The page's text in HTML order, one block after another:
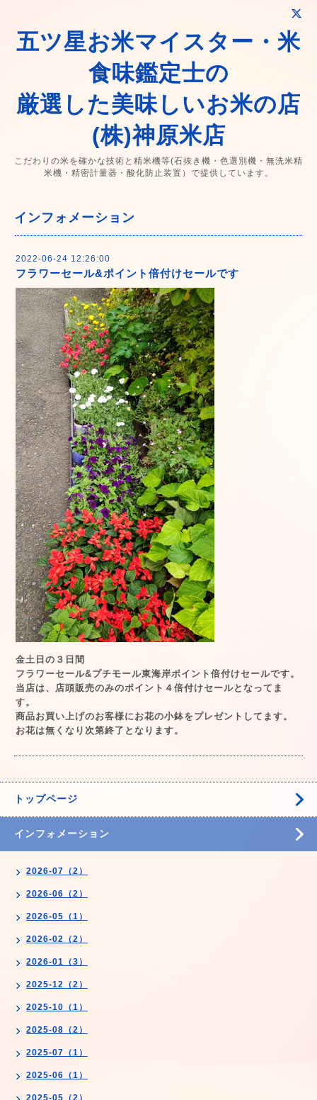
五ツ星お米マイスター・米
食味鑑定士の
厳選した美味しいお米の店
(株)神原米店
こだわりの米を確かな技術と精米機等(石抜き機・色選別機・無洗米精
米機・精密計量器・酸化防止装置）で提供しています。
インフォメーション
2022-06-24 12:26:00
フラワーセール&ポイント倍付けセールです
金土日の３日間
フラワーセール&プチモール東海岸ポイント倍付けセールです。
当店は、店頭販売のみのポイント４倍付けセールとなってま
す。
商品お買い上げのお客様にお花の小鉢をプレゼントしてます。
お花は無くなり次第終了となります。
トップページ
インフォメーション
2026-07（2）
2026-06（2）
2026-05（1）
2026-02（2）
2026-01（3）
2025-12（2）
2025-10（1）
2025-08（2）
2025-07（1）
2025-06（1）
2025-05（2）